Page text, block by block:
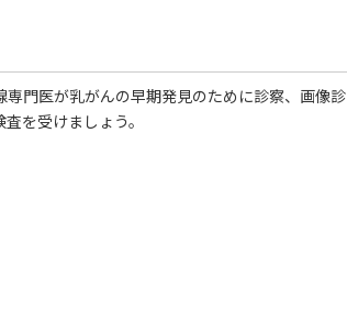
門医が乳がんの早期発見のために診察、画像診
を受けましょう。